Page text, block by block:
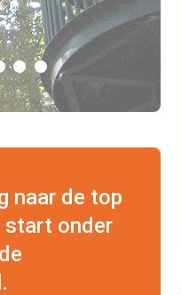
naar de top
start onder